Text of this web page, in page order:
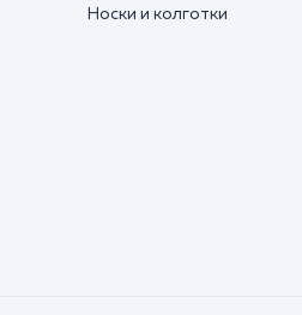
Носки и колготки